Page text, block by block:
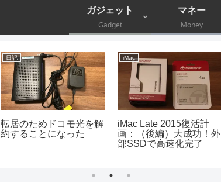
ガジェット
Gadget
マネー
Money
日記
転居のためドコモ光を解
約することになった
iMac
iMac Late 2015復活計
画：（後編）大成功！外
部SSDで高速化完了